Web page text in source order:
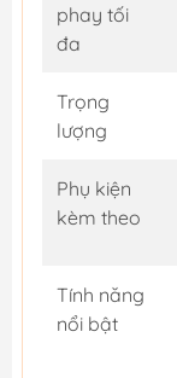
phay tối
đa
Trọng
lượng
Phụ kiện
kèm theo
Tính năng
nổi bật